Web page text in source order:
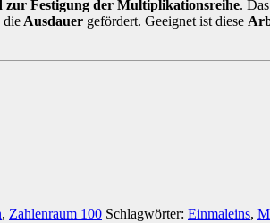
zur Festigung der Multiplikationsreihe. Das
die Ausdauer gefördert. Geeignet ist diese
, Zahlenraum 100 Schlagwörter: Einmaleins,